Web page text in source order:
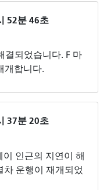
52분 46초
결되었습니다. F 마
개합니다.
37분 20초
인근의 지연이 해
차 운행이 재개되었